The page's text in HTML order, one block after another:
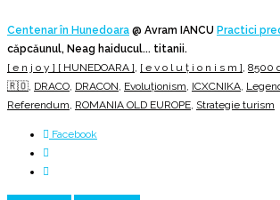
Centenar în Hunedoara @ Avram IANCU Practici
căpcăunul, Neag haiducul... titanii.
[ e n j o y ] [ HUNEDOARA ], [ e v o l u ț i o n i s m ], 8500
🇷🇴, DRACO, DRACON, Evoluționism, ICXCNIKA,
Referendum, ROMANIA OLD EUROPE, Strategie turism
Facebook